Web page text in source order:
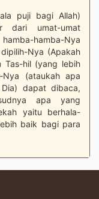
puji bagi Allah)
dari umat-umat
hamba-Nya
Nya (Apakah
Tas-hil (yang lebih
(ataukah apa
dapat dibaca,
apa yang
yaitu berhala-
baik bagi para